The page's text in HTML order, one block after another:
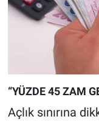
“YÜZDE 45 ZAM
Açlık sınırına